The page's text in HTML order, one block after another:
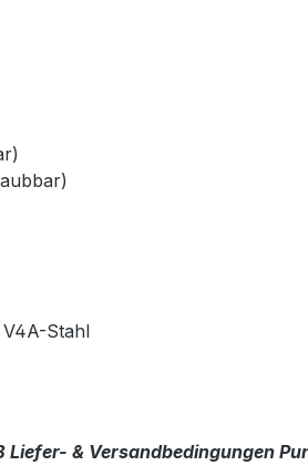
Stahl
& Versandbedingungen